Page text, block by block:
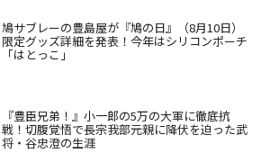
鳩サブレーの豊島屋が『鳩の日』（8月10日）
限定グッズ詳細を発表！今年はシリコンポーチ
「はとっこ」
『豊臣兄弟！』小一郎の5万の大軍に徹底抗
戦！切腹覚悟で長宗我部元親に降伏を迫った武
将・谷忠澄の生涯